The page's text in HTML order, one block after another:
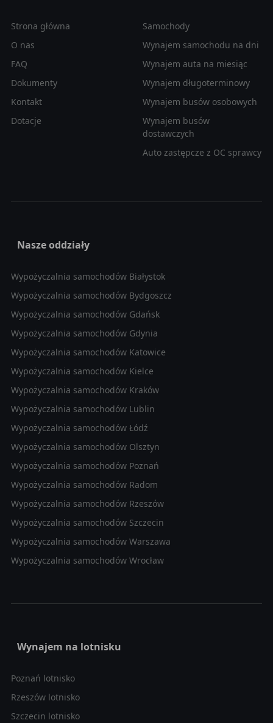
Strona główna
O nas
FAQ
Dokumenty
Kontakt
Dotacje
Samochody
Wynajem samochodu na dni
Wynajem auta na miesiąc
Wynajem długoterminowy
Wynajem busów osobowych
Wynajem busów
dostawczych
Auto zastępcze z OC sprawcy
Nasze oddziały
Wypożyczalnia samochodów Białystok
Wypożyczalnia samochodów Bydgoszcz
Wypożyczalnia samochodów Gdańsk
Wypożyczalnia samochodów Gdynia
Wypożyczalnia samochodów Katowice
Wypożyczalnia samochodów Kielce
Wypożyczalnia samochodów Kraków
Wypożyczalnia samochodów Lublin
Wypożyczalnia samochodów Łódź
Wypożyczalnia samochodów Olsztyn
Wypożyczalnia samochodów Poznań
Wypożyczalnia samochodów Radom
Wypożyczalnia samochodów Rzeszów
Wypożyczalnia samochodów Szczecin
Wypożyczalnia samochodów Warszawa
Wypożyczalnia samochodów Wrocław
Wynajem na lotnisku
Poznań lotnisko
Rzeszów lotnisko
Szczecin lotnisko